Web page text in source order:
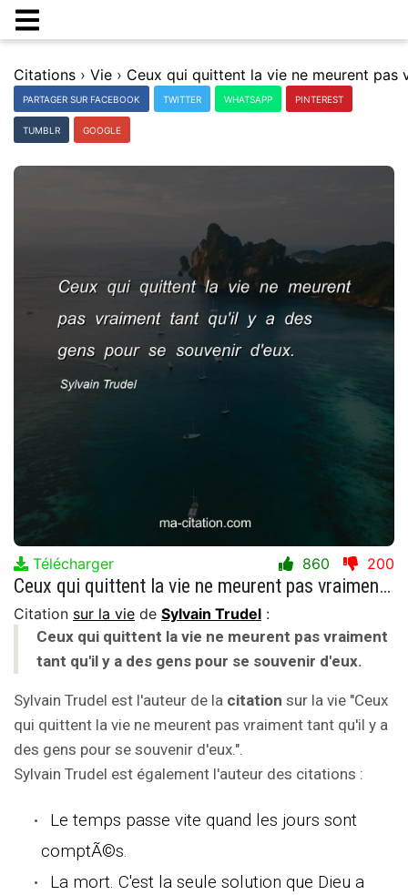
Citations › Vie ›
PARTAGER SUR FACEBOOK TWITTER WHATSAPP PINTEREST
TUMBLR GOOGLE
Télécharger 860 200
Ceux qui quittent la vie ne meurent pas vraiment tant qu'il y a des gens pour se souvenir d'eux.
Citation sur la vie de Sylvain Trudel :
Ceux qui quittent la vie ne meurent pas vraiment
tant qu'il y a des gens pour se souvenir d'eux.
Sylvain Trudel est l'auteur de la citation sur la vie "Ceux
qui quittent la vie ne meurent pas vraiment tant qu'il y a
des gens pour se souvenir d'eux.".
Sylvain Trudel est également l'auteur des citations :
Le temps passe vite quand les jours sont
comptÃ©s.
La mort. C'est la seule solution que Dieu a